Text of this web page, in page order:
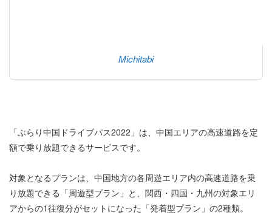
Michitabi
「ぶらり中国ドライブパス2022」は、中国エリアの高速道路を定
額で乗り放題できるサービスです。
対象となるプランは、中国地方の各周遊エリア内の高速道路を乗
り放題できる「周遊型プラン」と、関西・四国・九州の対象エリ
アからの1往復分がセットになった「発着型プラン」の2種類。